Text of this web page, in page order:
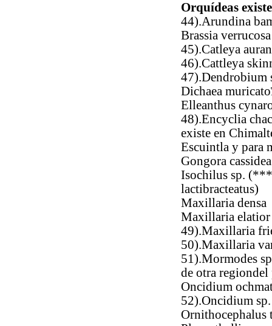
Orquídeas
44).Arundina
Brassia
45).Catleya
46).Cattleya
47).Dendrobium
Dichaea
Elleanthus
48).Encyclia
existe en
Escuintla y para
Gongora
Isochilus sp.
lactibracteatus)
Maxillaria densa
Maxillaria elatior
49).Maxillaria
50).Maxillaria
51).Mormodes
de otra regiondel
Oncidium
52).Oncidium